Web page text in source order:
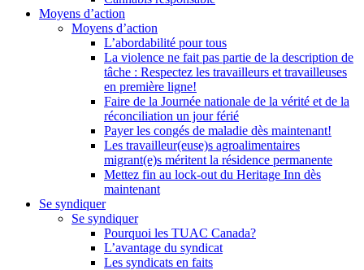
Moyens d’action
Moyens d’action
L’abordabilité pour tous
La violence ne fait pas partie de la description de
tâche : Respectez les travailleurs et travailleuses
en première ligne!
Faire de la Journée nationale de la vérité et de la
réconciliation un jour férié
Payer les congés de maladie dès maintenant!
Les travailleur(euse)s agroalimentaires
migrant(e)s méritent la résidence permanente
Mettez fin au lock-out du Heritage Inn dès
maintenant
Se syndiquer
Se syndiquer
Pourquoi les TUAC Canada?
L’avantage du syndicat
Les syndicats en faits